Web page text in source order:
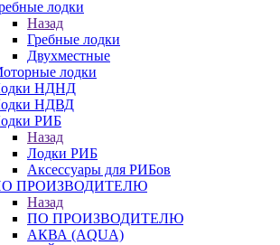
лодки
Назад
Гребные лодки
Двухместные
лодки
НДНД
НДВД
РИБ
Назад
Лодки РИБ
Аксессуары для РИБов
ПРОИЗВОДИТЕЛЮ
Назад
ПО ПРОИЗВОДИТЕЛЮ
АКВА (AQUA)